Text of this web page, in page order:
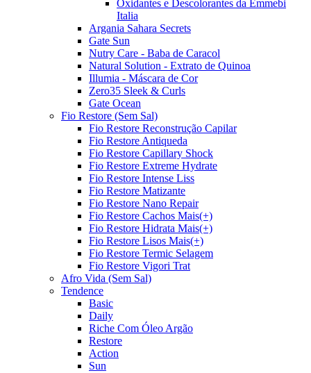
Oxidantes e Descolorantes da Emmebi
Italia
Argania Sahara Secrets
Gate Sun
Nutry Care - Baba de Caracol
Natural Solution - Extrato de Quinoa
Illumia - Máscara de Cor
Zero35 Sleek & Curls
Gate Ocean
Fio Restore (Sem Sal)
Fio Restore Reconstrução Capilar
Fio Restore Antiqueda
Fio Restore Capillary Shock
Fio Restore Extreme Hydrate
Fio Restore Intense Liss
Fio Restore Matizante
Fio Restore Nano Repair
Fio Restore Cachos Mais(+)
Fio Restore Hidrata Mais(+)
Fio Restore Lisos Mais(+)
Fio Restore Termic Selagem
Fio Restore Vigori Trat
Afro Vida (Sem Sal)
Tendence
Basic
Daily
Riche Com Óleo Argão
Restore
Action
Sun